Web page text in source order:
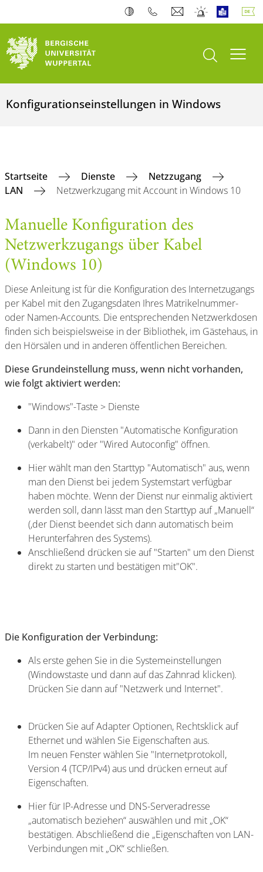
Suche öffnen
Konfigurationseinstellungen in Windows
Startseite Dienste
Netzzugang
LAN
Netzwerkzugang mit Account in Windows 10
Manuelle Konfiguration des
Netzwerkzugangs über Kabel
(Windows 10)
Diese Anleitung ist für die Konfiguration des Internetzugangs
per Kabel mit den Zugangsdaten Ihres Matrikelnummer-
oder Namen-Accounts. Die entsprechenden Netzwerkdosen
finden sich beispielsweise in der Bibliothek, im Gästehaus, in
den Hörsälen und in anderen öffentlichen Bereichen.
Diese Grundeinstellung muss, wenn nicht vorhanden,
wie folgt aktiviert werden:
"Windows"-Taste > Dienste
Dann in den Diensten "Automatische Konfiguration
(verkabelt)" oder "Wired Autoconfig" öffnen.
Hier wählt man den Starttyp "Automatisch" aus, wenn
man den Dienst bei jedem Systemstart verfügbar
haben möchte. Wenn der Dienst nur einmalig aktiviert
werden soll, dann lässt man den Starttyp auf „Manuell“
(,der Dienst beendet sich dann automatisch beim
Herunterfahren des Systems).
Anschließend drücken sie auf "Starten" um den Dienst
direkt zu starten und bestätigen mit"OK".
Die Konfiguration der Verbindung:
Als erste gehen Sie in die Systemeinstellungen
(Windowstaste und dann auf das Zahnrad klicken).
Drücken Sie dann auf "Netzwerk und Internet".
Drücken Sie auf Adapter Optionen, Rechtsklick auf
Ethernet und wählen Sie Eigenschaften aus.
Im neuen Fenster wählen Sie "Internetprotokoll,
Version 4 (TCP/IPv4) aus und drücken erneut auf
Eigenschaften.
Hier für IP-Adresse und DNS-Serveradresse
„automatisch beziehen“ auswählen und mit „OK“
bestätigen. Abschließend die „Eigenschaften von LAN-
Verbindungen mit „OK“ schließen.